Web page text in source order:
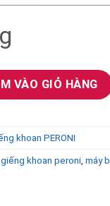
Model
VÀO GIỎ HÀNG
khoan PERONI
khoan peroni máy